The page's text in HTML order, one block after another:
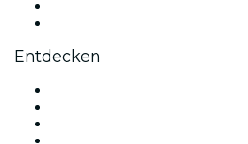
Entdecken